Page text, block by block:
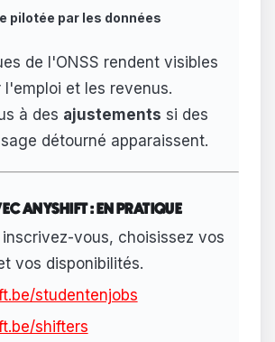
pilotée par les données
de l'ONSS rendent visibles
l'emploi et les revenus.
à des ajustements si des
détourné apparaissent.
ANYSHIFT : EN PRATIQUE
inscrivez-vous, choisissez vos
vos disponibilités.
studentenjobs
shifters